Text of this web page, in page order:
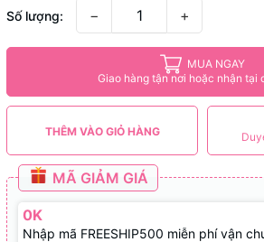
Số lượng: − +
MUA NGAY
Giao hàng tận nơi hoặc nhận tại
THÊM VÀO GIỎ HÀNG
MÃ GIẢM GIÁ
0K
Nhập mã FREESHIP500 miễn phí vận